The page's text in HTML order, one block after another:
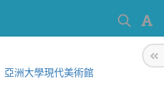
亞洲大學現代美術館